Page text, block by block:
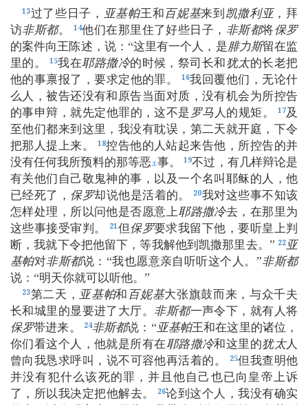
13过了些日子， 亚基帕王和百妮基来到凯撒利亚，拜
访非斯都。 14他们在那里住了好些日子， 非斯都将保罗
的案件向王陈述，说：“这里有一个人，是腓力斯留在监
里的。
15我在耶路撒冷的时候，祭司长和犹太的长老把
他的事禀报了，要求定他的罪。
16我回覆他们，无论什
么人，被告还没有和原告当面对质，没有机会为所控告
的事申辩，就先定他罪的，这不是罗马人的规矩。 17及
至他们都来到这里，我没有耽误，第二天就开庭，下令
把那人提上来。
18控告他的人站起来告他，所控告的并
没有任何我所预料的那等恶⚓事。19不过，有几样辩论是
有关他们自己敬鬼神的事，以及一个名叫耶稣的人，他
已经死了， 保罗却说他是活着的。 20我对这些事不知该
怎样处理，所以问他是否愿意上耶路撒冷去，在那里为
这些事接受审判。
21但保罗要求我留下他，要听皇上判
断，我就下令把他留下，等我解他到凯撒那里去。” 22亚
基帕对非斯都说：“我也愿意亲自听听这个人。”非斯都
说：“明天你就可以听他。”
23第二天， 亚基帕和 百妮基大张旗鼓而来，与众千夫
长和城里的显要进了大厅。 非斯都一声令下，就有人将
保罗带进来。 24非斯都说：“亚基帕王和在这里的诸位，
你们看这个人，他就是所有在耶路撒冷和这里的犹太人
曾向我恳求呼叫，说不可容他再活着的。
25但我查明他
并没有犯什么该死的罪，并且他自己也已向皇帝上诉
了，所以我决定把他解去。
26论到这个人，我没有确实